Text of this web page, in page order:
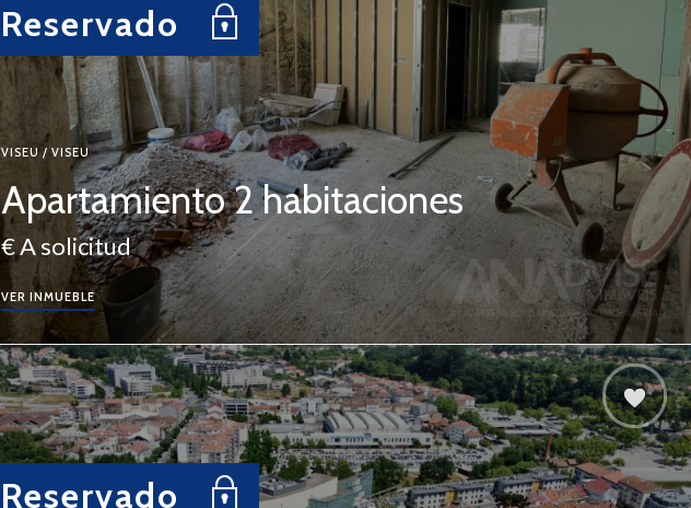
Reservado
VISEU / VISEU
Apartamiento 2 habitaciones
€ A solicitud
VER INMUEBLE
Reservado